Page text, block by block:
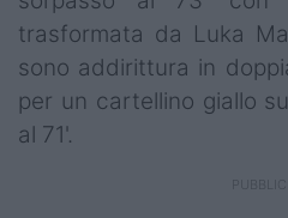
Serie B
Serie C
Femminile
trasformata da Luka
sono addirittura in
per un cartellino giallo
al 71'.